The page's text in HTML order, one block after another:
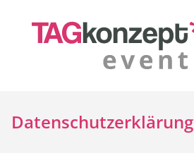
Datenschutzerklärung